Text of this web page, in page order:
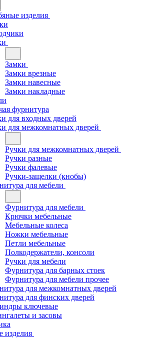
изделия
Замки
Замки врезные
Замки навесные
Замки накладные
фурнитура
для входных дверей
для межкомнатных дверей
Ручки для межкомнатных дверей
Ручки разные
Ручки фалевые
Ручки-защелки (кнобы)
для мебели
Фурнитура для мебели
Крючки мебельные
Мебельные колеса
Ножки мебельные
Петли мебельные
Полкодержатели, консоли
Ручки для мебели
Фурнитура для барных стоек
Фурнитура для мебели прочее
для межкомнатных дверей
для финских дверей
ключевые
и засовы
изделия